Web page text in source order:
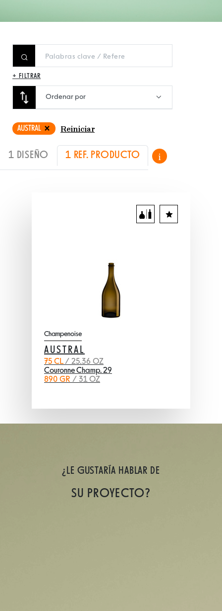
+ FILTRAR
Ordenar por
AUSTRAL Reiniciar
1 DISEÑO 1 REF. PRODUCTO i
Champenoise
AUSTRAL
75 CL/ 25.36 OZ
Couronne Champ. 29
890 GR / 31 OZ
¿LE GUSTARÍA HABLAR DE
SU PROYECTO?